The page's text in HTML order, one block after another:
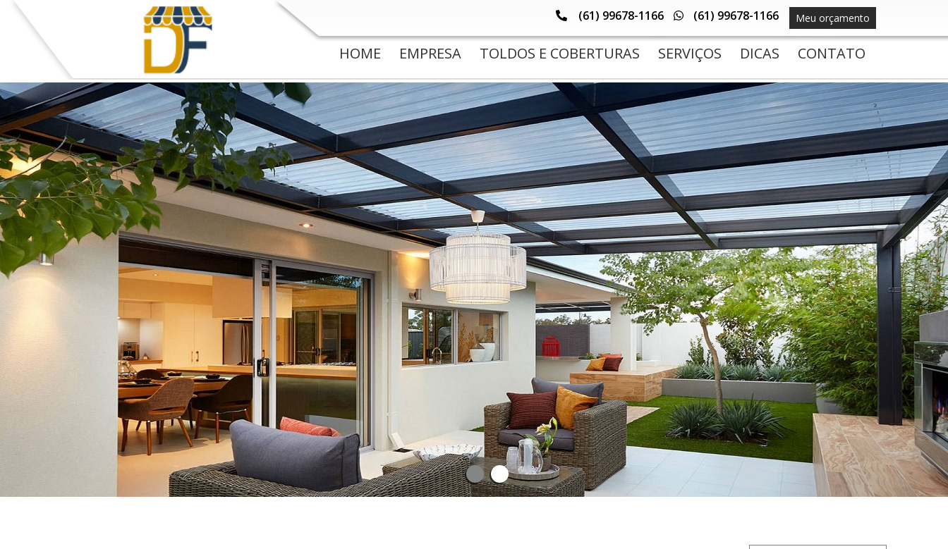
(61) 99678-1166 (61) 99678-1166 Meu orçamento
HOME
(current)
EMPRESA
(current)
TOLDOS E COBERTURAS
(current)
SERVIÇOS
(current)
DICAS
(current)
CONTATO
(current)